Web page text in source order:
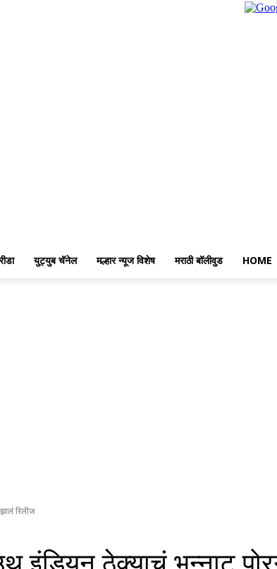
युट्युब चॅनेल मल्हार न्यूज विशेष मराठी बॉलीवुड HOME
रिलीज